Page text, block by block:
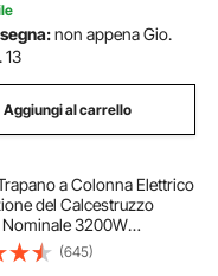
non appena Gio.
13
Aggiungi al carrello
a Colonna Elettrico
del Calcestruzzo
Nominale 3200W
Max. 20cm, Macchina
Elettrica 750 giri/min
(645)